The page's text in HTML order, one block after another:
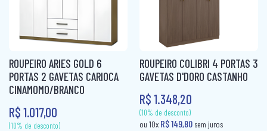
COLCHÃO VIUVA
CÔMODA
MESA DE CABECEIRA
PAINEL BOX
ROUPEIRO ARIES GOLD 6
PORTAS 2 GAVETAS CARIOCA
CINAMOMO/BRANCO
R$ 1.017,00
ROUPEIRO COLIBRI 4 PORTAS 3
GAVETAS D'DORO CASTANHO
R$ 1.348,20